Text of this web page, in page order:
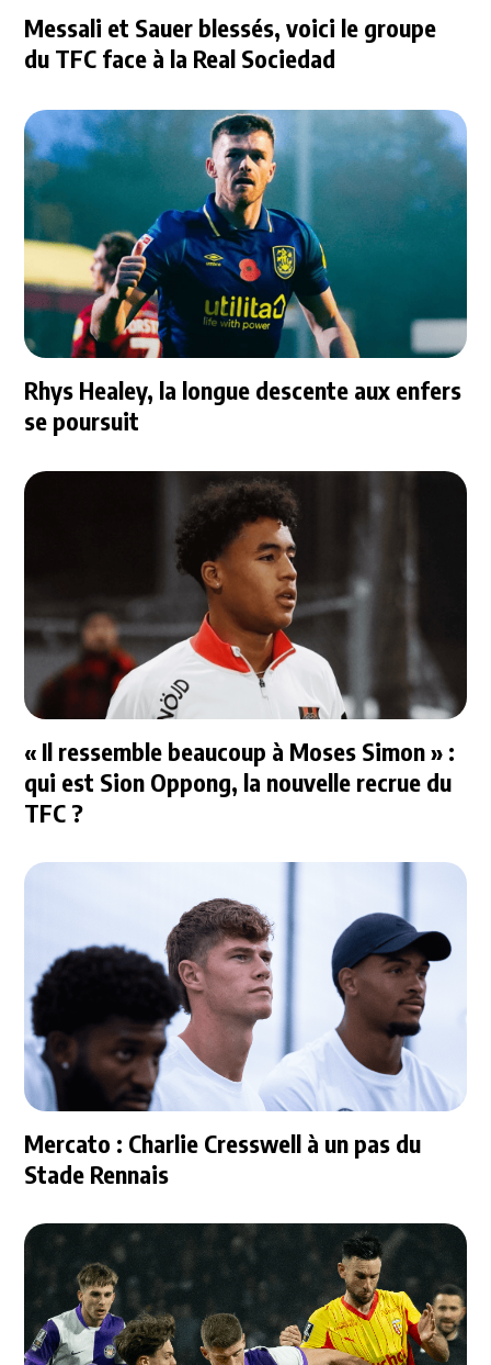
Messali et Sauer blessés, voici le groupe
du TFC face à la Real Sociedad
Rhys Healey, la longue descente aux enfers
se poursuit
« Il ressemble beaucoup à Moses Simon » :
qui est Sion Oppong, la nouvelle recrue du
TFC ?
Mercato : Charlie Cresswell à un pas du
Stade Rennais